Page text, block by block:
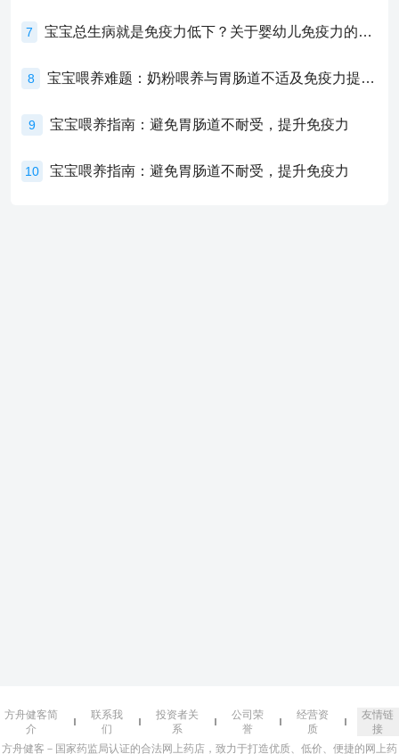
7 宝宝总生病就是免疫力低下？关于婴幼儿免疫力的真相，家长必须了解！
8 宝宝喂养难题：奶粉喂养与胃肠道不适及免疫力提升的奥秘
9 宝宝喂养指南：避免胃肠道不耐受，提升免疫力
10 宝宝喂养指南：避免胃肠道不耐受，提升免疫力
方舟健客简
介
联系我
们
投资者关
系
公司荣
誉
经营资
质
友情链
接
方舟健客－国家药监局认证的合法网上药店，致力于打造优质、低价、便捷的网上药